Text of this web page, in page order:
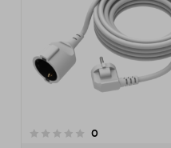
0recensioner
5.0av 5 stjärnor